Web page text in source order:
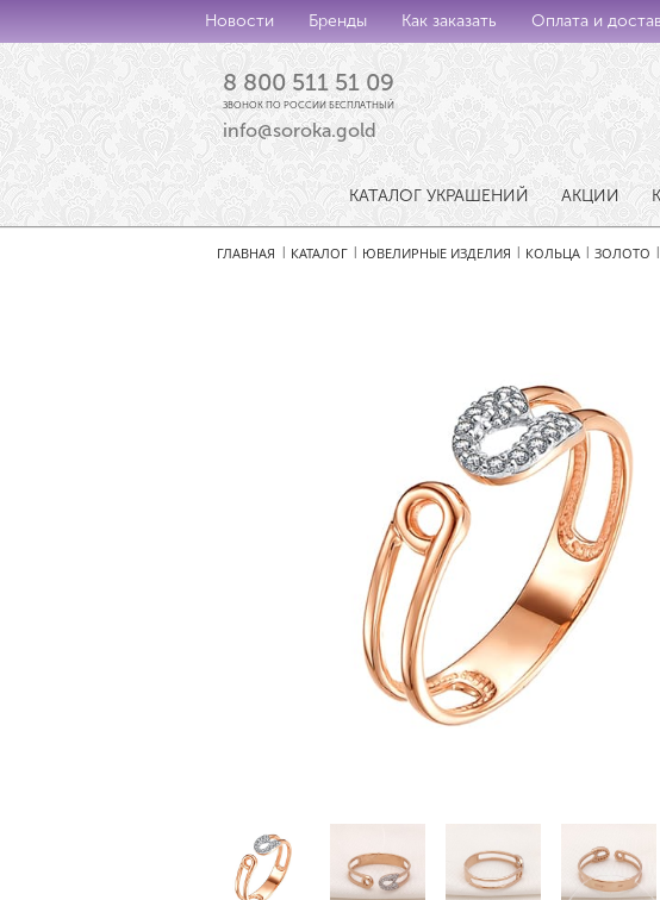
Новости Бренды Как заказать Оплата и
8 800 511 51 09
ЗВОНОК ПО РОССИИ БЕСПЛАТНЫЙ
info@soroka.gold
КАТАЛОГ УКРАШЕНИЙ АКЦИИ
ГЛАВНАЯ КАТАЛОГ ЮВЕЛИРНЫЕ ИЗДЕЛИЯ КОЛЬЦА ЗОЛОТО